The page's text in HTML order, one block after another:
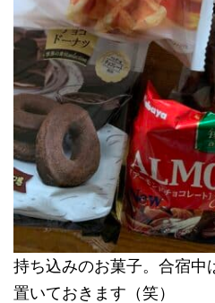
持ち込みのお菓子。合宿中
置いておきます（笑）